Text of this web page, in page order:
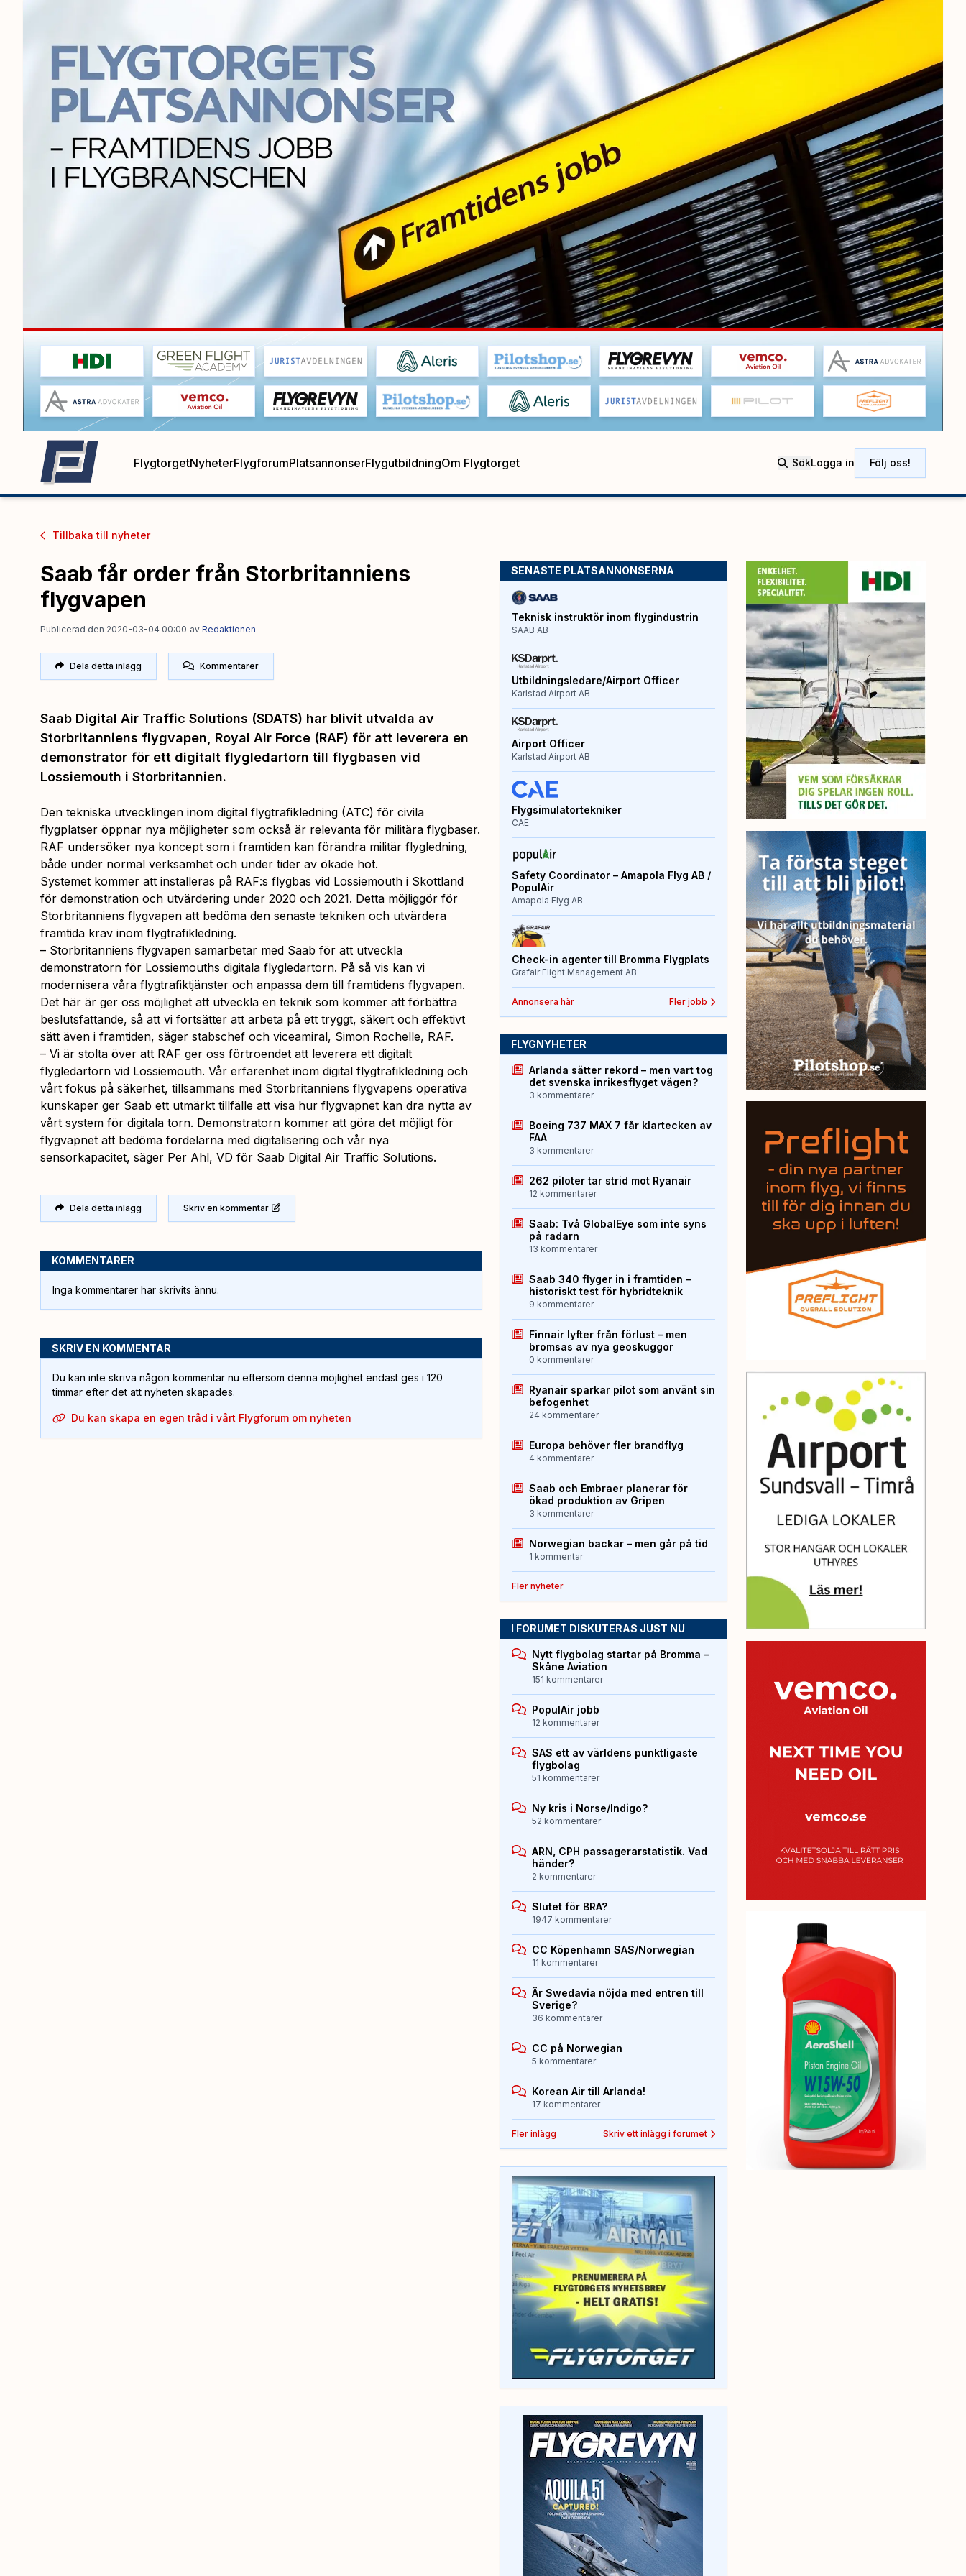
FlygtorgetNyheterFlygforumPlatsannonserFlygutbildningOm Flygtorget SökLogga in Följ oss!
Tillbaka till nyheter
Saab får order från Storbritanniens
flygvapen
Publicerad den 2020-03-04 00:00 av Redaktionen
Dela detta inlägg Kommentarer
Saab Digital Air Traffic Solutions (SDATS) har blivit utvalda av
Storbritanniens flygvapen, Royal Air Force (RAF) för att leverera en
demonstrator för ett digitalt flygledartorn till flygbasen vid
Lossiemouth i Storbritannien.
Den tekniska utvecklingen inom digital flygtrafikledning (ATC) för civila
flygplatser öppnar nya möjligheter som också är relevanta för militära flygbaser.
RAF undersöker nya koncept som i framtiden kan förändra militär flygledning,
både under normal verksamhet och under tider av ökade hot.
Systemet kommer att installeras på RAF:s flygbas vid Lossiemouth i Skottland
för demonstration och utvärdering under 2020 och 2021. Detta möjliggör för
Storbritanniens flygvapen att bedöma den senaste tekniken och utvärdera
framtida krav inom flygtrafikledning.
– Storbritanniens flygvapen samarbetar med Saab för att utveckla
demonstratorn för Lossiemouths digitala flygledartorn. På så vis kan vi
modernisera våra flygtrafiktjänster och anpassa dem till framtidens flygvapen.
Det här är ger oss möjlighet att utveckla en teknik som kommer att förbättra
beslutsfattande, så att vi fortsätter att arbeta på ett tryggt, säkert och effektivt
sätt även i framtiden, säger stabschef och viceamiral, Simon Rochelle, RAF.
– Vi är stolta över att RAF ger oss förtroendet att leverera ett digitalt
flygledartorn vid Lossiemouth. Vår erfarenhet inom digital flygtrafikledning och
vårt fokus på säkerhet, tillsammans med Storbritanniens flygvapens operativa
kunskaper ger Saab ett utmärkt tillfälle att visa hur flygvapnet kan dra nytta av
vårt system för digitala torn. Demonstratorn kommer att göra det möjligt för
flygvapnet att bedöma fördelarna med digitalisering och vår nya
sensorkapacitet, säger Per Ahl, VD för Saab Digital Air Traffic Solutions.
Dela detta inlägg Skriv en kommentar
KOMMENTARER
Inga kommentarer har skrivits ännu.
SKRIV EN KOMMENTAR
Du kan inte skriva någon kommentar nu eftersom denna möjlighet endast ges i 120
timmar efter det att nyheten skapades.
Du kan skapa en egen tråd i vårt Flygforum om nyheten
SENASTE PLATSANNONSERNA
Teknisk instruktör inom flygindustrin
SAAB AB
Utbildningsledare/Airport Officer
Karlstad Airport AB
Airport Officer
Karlstad Airport AB
Flygsimulatortekniker
CAE
Safety Coordinator – Amapola Flyg AB /
PopulAir
Amapola Flyg AB
Check-in agenter till Bromma Flygplats
Grafair Flight Management AB
Annonsera här Fler jobb
FLYGNYHETER
Arlanda sätter rekord – men vart tog
det svenska inrikesflyget vägen?
3 kommentarer
Boeing 737 MAX 7 får klartecken av
FAA
3 kommentarer
262 piloter tar strid mot Ryanair
12 kommentarer
Saab: Två GlobalEye som inte syns
på radarn
13 kommentarer
Saab 340 flyger in i framtiden –
historiskt test för hybridteknik
9 kommentarer
Finnair lyfter från förlust – men
bromsas av nya geoskuggor
0 kommentarer
Ryanair sparkar pilot som använt sin
befogenhet
24 kommentarer
Europa behöver fler brandflyg
4 kommentarer
Saab och Embraer planerar för
ökad produktion av Gripen
3 kommentarer
Norwegian backar – men går på tid
1 kommentar
Fler nyheter
I FORUMET DISKUTERAS JUST NU
Nytt flygbolag startar på Bromma –
Skåne Aviation
151 kommentarer
PopulAir jobb
12 kommentarer
SAS ett av världens punktligaste
flygbolag
51 kommentarer
Ny kris i Norse/Indigo?
52 kommentarer
ARN, CPH passagerarstatistik. Vad
händer?
2 kommentarer
Slutet för BRA?
1947 kommentarer
CC Köpenhamn SAS/Norwegian
11 kommentarer
Är Swedavia nöjda med entren till
Sverige?
36 kommentarer
CC på Norwegian
5 kommentarer
Korean Air till Arlanda!
17 kommentarer
Fler inlägg Skriv ett inlägg i forumet